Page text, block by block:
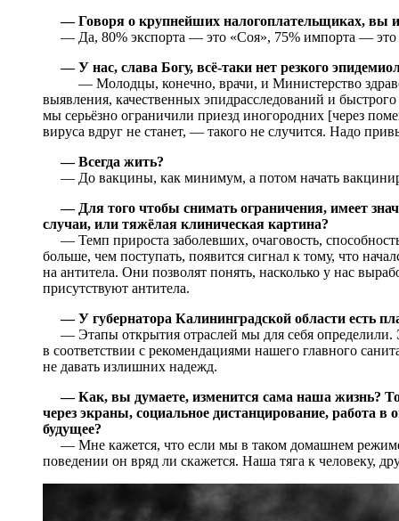
— Говоря о крупнейших налогоплательщиках, вы
— Да, 80% экспорта — это «Соя», 75% импорта — это
— У нас, слава Богу, всё-таки нет резкого
— Молодцы, конечно, врачи, и Министерство
выявления, качественных эпидрасследований и
мы серьёзно ограничили приезд иногородних [через
вируса вдруг не станет, — такого не случится. Надо
— Всегда жить?
— До вакцины, как минимум, а потом начать
— Для того чтобы снимать ограничения, имеет
случаи, или тяжёлая клиническая картина?
— Темп прироста заболевших, очаговость,
больше, чем поступать, появится сигнал к тому, что
на антитела. Они позволят понять, насколько у нас
присутствуют антитела.
— У губернатора Калининградской области есть
— Этапы открытия отраслей мы для себя определили.
в соответствии с рекомендациями нашего главного
не давать излишних надежд.
— Как, вы думаете, изменится сама наша жизнь?
через экраны, социальное дистанцирование, работа
будущее?
— Мне кажется, что если мы в таком домашнем режиме
поведении он вряд ли скажется. Наша тяга к человеку,